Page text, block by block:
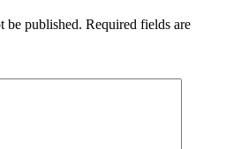
be published. Required fields are